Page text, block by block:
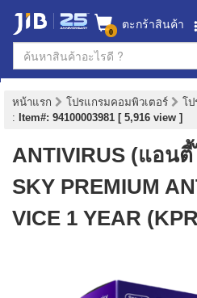
0 ตะกร้าสินค้า
หน้าแรก โปรแกรมคอมพิวเตอร์ โป
: Item#: 94100003981 [ 5,916 view ]
ANTIVIRUS (แอน
SKY PREMIUM
VICE 1 YEAR